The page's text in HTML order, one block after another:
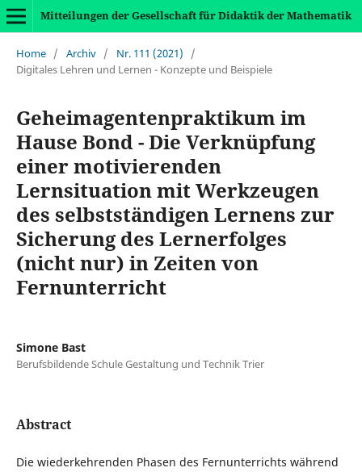
Mitteilungen der Gesellschaft für Didaktik der Mathematik
Home / Archiv / Nr. 111 (2021)
/
Digitales Lehren und Lernen - Konzepte und Beispiele
Geheimagentenpraktikum im
Hause Bond - Die Verknüpfung
einer motivierenden
Lernsituation mit Werkzeugen
des selbstständigen Lernens zur
Sicherung des Lernerfolges
(nicht nur) in Zeiten von
Fernunterricht
Simone Bast
Berufsbildende Schule Gestaltung und Technik Trier
Abstract
Die wiederkehrenden Phasen des Fernunterrichts während